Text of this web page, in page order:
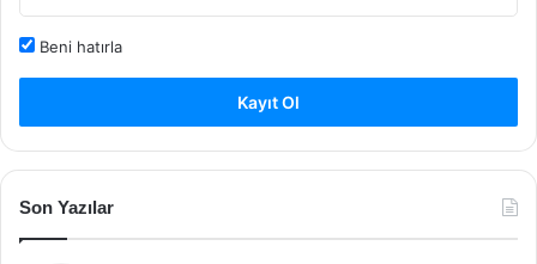
Beni hatırla
Kayıt Ol
Son Yazılar